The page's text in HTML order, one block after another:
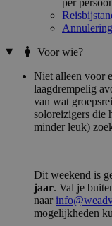
Voor wie?
Niet alleen voor
laagdrempelig
van wat
soloreizigers die
minder leuk)
Dit weekend is
jaar. Val je
naar
mogelijkheden